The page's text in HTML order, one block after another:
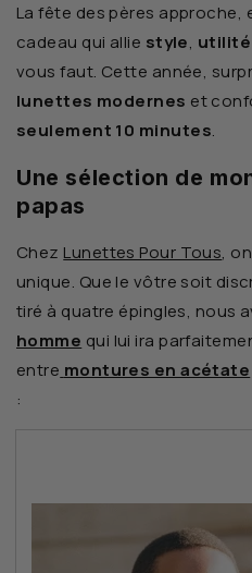
La fête des pères approche,
cadeau qui allie style, utilité
vous faut. Cette année,
lunettes modernes et
seulement 10 minutes.
Une sélection de
papas
Chez Lunettes Pour Tous,
unique. Que le vôtre soit
tiré à quatre épingles, nous
homme qui lui ira
entre montures en acétate
: